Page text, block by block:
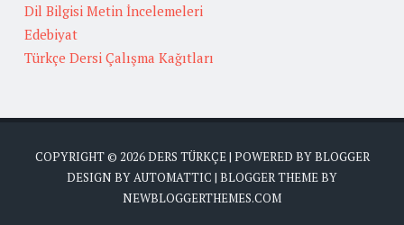
Dil Bilgisi Metin İncelemeleri
Edebiyat
Türkçe Dersi Çalışma Kağıtları
COPYRIGHT © 2026DERS TÜRKÇE| POWERED BYBLOGGER
DESIGN BYAUTOMATTIC | BLOGGER THEME BY
NEWBLOGGERTHEMES.COM